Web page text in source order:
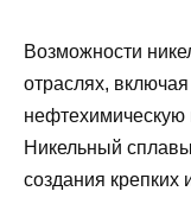
Возможности
отраслях,
нефтехимическую
Никельный
создания крепких